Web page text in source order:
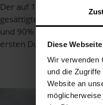
Diese
Wir verwenden
und die
Website an
Der auf 180°C überhitzte
gesättigte Dampf tötet
und 90% der Bettwanzen
ersten Durchgang**.